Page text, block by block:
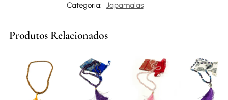
Categoria: Japamalas
Produtos Relacionados